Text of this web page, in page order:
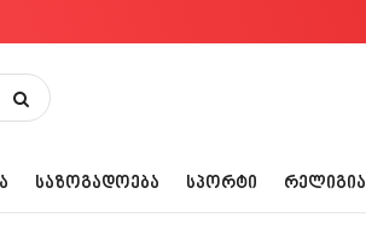
ᲡᲐᲖᲝᲒᲐᲓᲝᲔᲑᲐ ᲡᲞᲝᲠᲢᲘ ᲠᲔᲚᲘᲒᲘᲐ